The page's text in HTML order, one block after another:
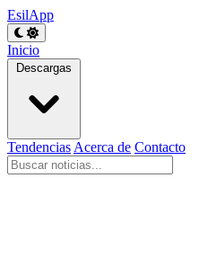
EsilApp
Inicio
Descargas
Tendencias Acerca de Contacto